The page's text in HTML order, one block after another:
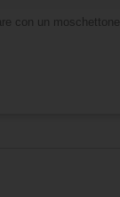
con un moschettone